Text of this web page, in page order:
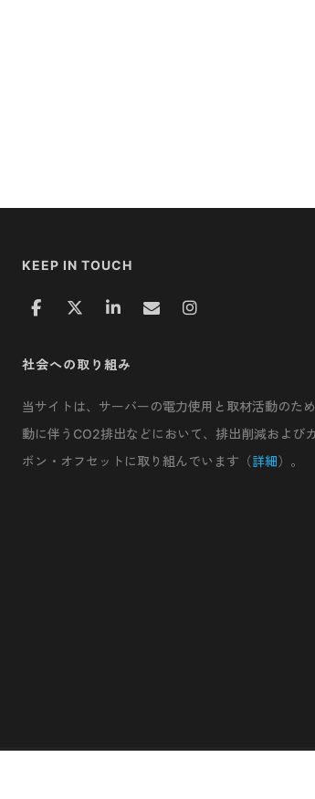
KEEP IN TOUCH
社会への取り組み
当サイトは、サーバーの電力使用と取材活動のた
動に伴うCO2排出などにおいて、排出削減および
ボン・オフセットに取り組んでいます（詳細）。